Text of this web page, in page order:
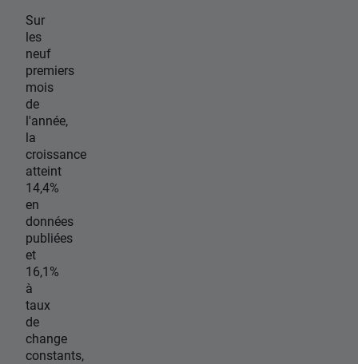
Sur
les
neuf
premiers
mois
de
l'année,
la
croissance
atteint
14,4%
en
données
publiées
et
16,1%
à
taux
de
change
constants,